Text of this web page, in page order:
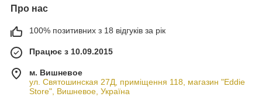
Про нас
100% позитивних з 18 відгуків за рік
Працює з 10.09.2015
м. Вишневое
ул. Святошинская 27Д, приміщення 118, магазин "Eddie
Store", Вишневое, Україна